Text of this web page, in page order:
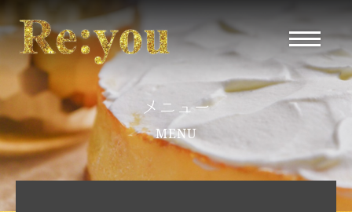
メニュー
MENU